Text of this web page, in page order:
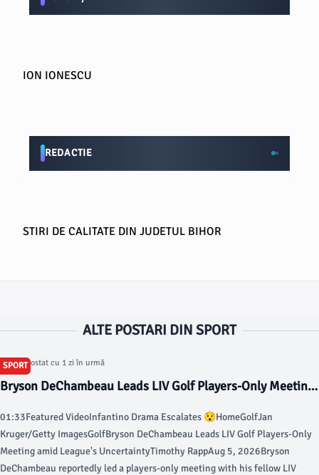
ION IONESCU
REDACTIE
STIRI DE CALITATE DIN JUDETUL BIHOR
ALTE POSTARI DIN SPORT
SPORT
Articol postat cu 1 zi în urmă
Bryson DeChambeau Leads LIV Golf Players-Only Meeting
01:33Featured VideoInfantino Drama Escalates 😯HomeGolfJan
Kruger/Getty ImagesGolfBryson DeChambeau Leads LIV Golf Players-Only
Meeting amid League's UncertaintyTimothy RappAug 5, 2026Bryson
DeChambeau reportedly led a players-only meeting with his fellow LIV